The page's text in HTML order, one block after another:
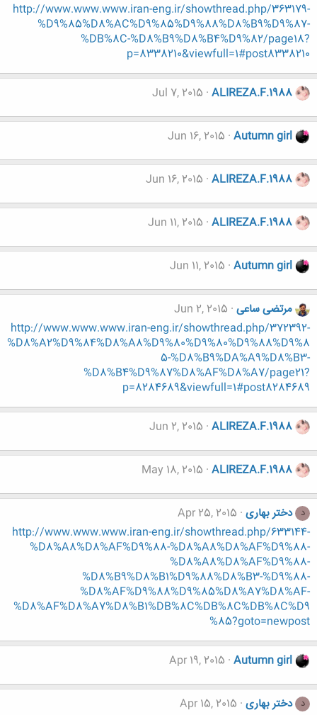
http://www.www.www.iran-eng.ir/showthread.php/363179-
%D9%85%D8%AC%D9%85%D9%88%D8%B9%D9%87-
%DB%8C-%D8%B9%D8%B4%D9%82/page18?
p=8338210&viewfull=1#post8338210
ALIREZA.F.1988
Jul 7, 2015
Autumn girl
Jun 16, 2015
ALIREZA.F.1988
Jun 16, 2015
ALIREZA.F.1988
Jun 11, 2015
Autumn girl
Jun 11, 2015
مرتضی ساعی Jun 2, 2015
http://www.www.www.iran-eng.ir/showthread.php/372392-
%D8%A2%D9%84%D8%A8%D9%80%D9%80%D9%88%D9%8
5-%D8%B9%DA%A9%D8%B3-
%D8%B4%D9%87%D8%AF%D8%A7/page21?
p=8284689&viewfull=1#post8284689
ALIREZA.F.1988
Jun 2, 2015
ALIREZA.F.1988
May 18, 2015
د دختر بهاری Apr 25, 2015
http://www.www.www.iran-eng.ir/showthread.php/633144-
%D8%A8%D8%AF%D9%88-%D8%A8%D8%AF%D9%88-
%D8%A8%D8%AF%D9%88-
%D8%B9%D8%B1%D9%88%D8%B3-%D9%88-
%D8%AF%D9%88%D9%85%D8%A7%D8%AF-
%D8%AF%D8%A7%D8%B1%DB%8C%DB%8C%DB%8C%D9
%85?goto=newpost
Autumn girl
Apr 19, 2015
د دختر بهاری Apr 15, 2015